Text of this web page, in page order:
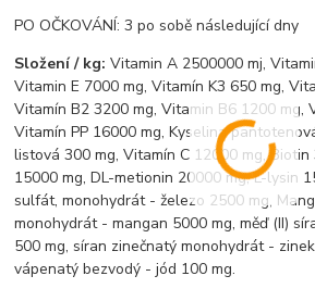
PO OČKOVÁNÍ: 3 po sobě následující dny
Složení / kg: Vitamin A 2500000 mj,
Vitamin E 7000 mg, Vitamín K3 650 mg,
Vitamín B2 3200 mg, Vitamin B6 1200 mg,
Vitamín PP 16000 mg, Kyselina
listová 300 mg, Vitamín C 12000 mg,
15000 mg, DL-metionin 20000 mg, L-lysin
sulfát, monohydrát - železo 2500 mg,
monohydrát - mangan 5000 mg, měď (II)
500 mg, síran zinečnatý monohydrát -
vápenatý bezvodý - jód 100 mg.